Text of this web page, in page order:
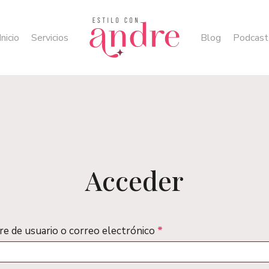
Inicio Servicios Blog Podcast
Acceder
de usuario o correo electrónico *